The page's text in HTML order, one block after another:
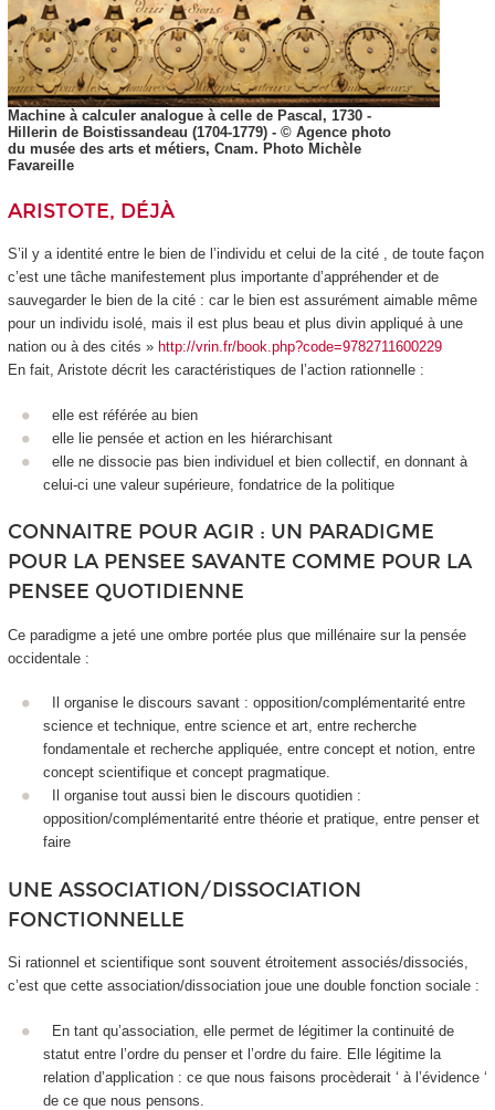
Machine à calculer analogue à celle de Pascal, 1730 -
Hillerin de Boistissandeau (1704-1779) - © Agence photo
du musée des arts et métiers, Cnam. Photo Michèle
Favareille
ARISTOTE, DÉJÀ
S’il y a identité entre le bien de l’individu et celui de la cité , de toute façon
c’est une tâche manifestement plus importante d’appréhender et de
sauvegarder le bien de la cité : car le bien est assurément aimable même
pour un individu isolé, mais il est plus beau et plus divin appliqué à une
nation ou à des cités » http://vrin.fr/book.php?code=9782711600229
En fait, Aristote décrit les caractéristiques de l’action rationnelle:
elle est référée au bien
elle lie pensée et action en les hiérarchisant
elle ne dissocie pas bien individuel et bien collectif, en donnant à
celui-ci une valeur supérieure, fondatrice de la politique
CONNAITRE POUR AGIR : UN PARADIGME
POUR LA PENSEE SAVANTE COMME POUR LA
PENSEE QUOTIDIENNE
Ce paradigme a jeté une ombre portée plus que millénaire sur la pensée
occidentale :
Il organise le discours savant : opposition/complémentarité entre
science et technique, entre science et art, entre recherche
fondamentale et recherche appliquée, entre concept et notion, entre
concept scientifique et concept pragmatique.
Il organise tout aussi bien le discours quotidien :
opposition/complémentarité entre théorie et pratique, entre penser et
faire
UNE ASSOCIATION/DISSOCIATION
FONCTIONNELLE
Si rationnel et scientifique sont souvent étroitement associés/dissociés,
c’est que cette association/dissociation joue une double fonction sociale :
En tant qu’association , elle permet de légitimer la continuité de
statut entre l’ordre du penser et l’ordre du faire. Elle légitime la
relation d’application : ce que nous faisons procèderait ‘ à l’évidence ‘
de ce que nous pensons.